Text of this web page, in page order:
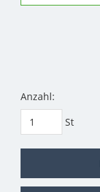
Anzahl:
St